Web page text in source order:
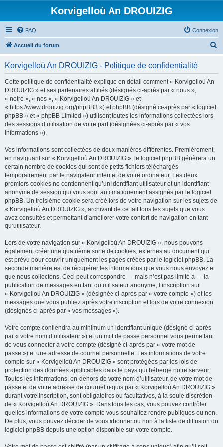
Korvigelloù An DROUIZIG
FAQ Connexion
Accueil du forum
Korvigelloù An DROUIZIG - Politique de confidentialité
Cette politique de confidentialité explique en détail comment « Korvigelloù An
DROUIZIG » et ses partenaires affiliés (désignés ci-après par « nous »,
« notre », « nos », « Korvigelloù An DROUIZIG » et
« https://www.drouizig.org/phpBB3 ») et phpBB (désigné ci-après par « logiciel
phpBB » et « phpBB Limited ») utilisent toutes les informations collectées lors
des sessions d’utilisation de votre part (désignées ci-après par « vos
informations »).
Vos informations sont collectées de deux manières différentes. Premièrement,
en naviguant sur « Korvigelloù An DROUIZIG », le logiciel phpBB génèrera un
certain nombre de cookies qui sont de petits fichiers téléchargés
temporairement par le navigateur internet de votre ordinateur. Les deux
premiers cookies ne contiennent qu’un identifiant utilisateur et un identifiant
anonyme de session qui vous sont automatiquement assignés par le logiciel
phpBB. Un troisième cookie sera créé lors de votre navigation sur les sujets de
« Korvigelloù An DROUIZIG », archivant de ce fait tous les sujets que vous
avez consultés et permettant d’améliorer votre confort de navigation en tant
qu’utilisateur.
Lors de votre navigation sur « Korvigelloù An DROUIZIG », nous pouvons
également créer une quatrième sorte de cookies, externes au document qui
est prévu pour couvrir uniquement les pages créées par le logiciel phpBB. La
seconde manière est de récupérer les informations que vous nous envoyez et
que nous collectons. Ceci peut correspondre — mais n’est pas limité à — la
publication de messages en tant qu’utilisateur anonyme, l’inscription sur
« Korvigelloù An DROUIZIG » (désignée ci-après par « votre compte ») et les
messages que vous publiez après votre inscription et lors de votre connexion
(désignés ci-après par « vos messages »).
Votre compte contiendra au minimum un identifiant unique (désigné ci-après
par « votre nom d’utilisateur ») et un mot de passe personnel vous permettant
de vous connecter à votre compte (désigné ci-après par « votre mot de
passe ») et une adresse de courriel personnelle. Les informations de votre
compte sur « Korvigelloù An DROUIZIG » sont protégées par les lois de
protection des données applicables dans le pays qui héberge notre serveur.
Toutes les informations, en-dehors de votre nom d’utilisateur, de votre mot de
passe et de votre adresse de courriel requis par « Korvigelloù An DROUIZIG »
durant votre inscription, sont obligatoires ou facultatives, à la seule discrétion
de « Korvigelloù An DROUIZIG ». Dans tous les cas, vous pouvez contrôler
quelles informations de votre compte vous souhaitez rendre publiques ou non.
De plus, vous pouvez décider de vous abonner ou non à la liste de diffusion du
logiciel phpBB depuis une option disponible sur votre compte.